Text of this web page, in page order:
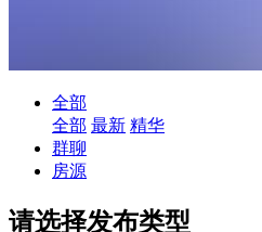
全部
全部 最新 精华
群聊
房源
请选择发布类型